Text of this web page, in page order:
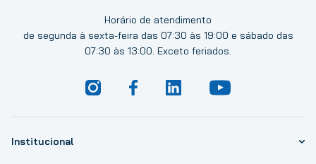
Horário de atendimento
de segunda à sexta-feira das 07:30 às 19:00 e sábado das
07:30 às 13:00. Exceto feriados.
Institucional